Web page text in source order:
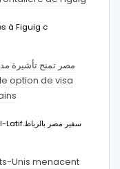
à Figuig c
مصر تمنح تأشيرة
option de visa
Unis menacent